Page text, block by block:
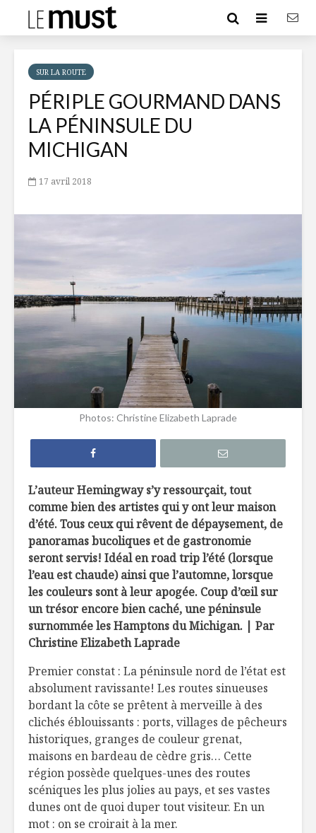
SUR LA ROUTE
PÉRIPLE GOURMAND DANS
LA PÉNINSULE DU
MICHIGAN
17 avril 2018
Photos: Christine Elizabeth Laprade
L’auteur Hemingway s’y ressourçait, tout
comme bien des artistes qui y ont leur maison
d’été. Tous ceux qui rêvent de dépaysement, de
panoramas bucoliques et de gastronomie
seront servis! Idéal en road trip l’été (lorsque
l’eau est chaude) ainsi que l’automne, lorsque
les couleurs sont à leur apogée. Coup d’œil sur
un trésor encore bien caché, une péninsule
surnommée les Hamptons du Michigan. | Par
Christine Elizabeth Laprade
Premier constat : La péninsule nord de l’état est
absolument ravissante! Les routes sinueuses
bordant la côte se prêtent à merveille à des
clichés éblouissants : ports, villages de pêcheurs
historiques, granges de couleur grenat,
maisons en bardeau de cèdre gris… Cette
région possède quelques-unes des routes
scéniques les plus jolies au pays, et ses vastes
dunes ont de quoi duper tout visiteur. En un
mot : on se croirait à la mer.
Les meilleurs
circuits gourmands
Prenez le champ
fromages !
Saint-Martin, l’île
amicale
l’UNESCO
Au pays
Bon, le gras de
canard?
feront tomber
dans les pommes
Salade de
crevettes, pommes
et raisins
chèvre
d’une